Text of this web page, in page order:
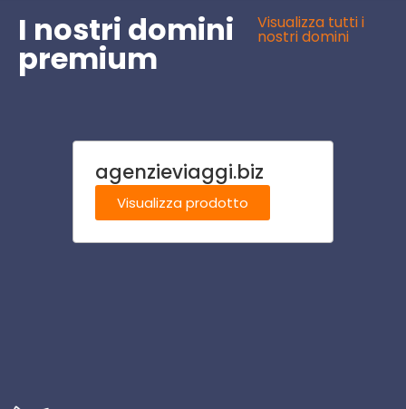
I nostri domini
premium
Visualizza tutti i
nostri domini
agenzieviaggi.biz
Visualizza prodotto